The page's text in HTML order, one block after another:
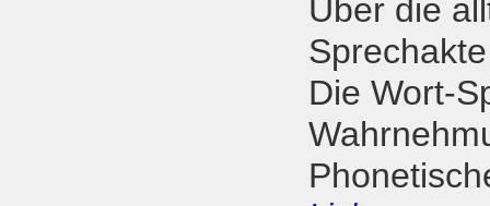
Über die
Die Wort-